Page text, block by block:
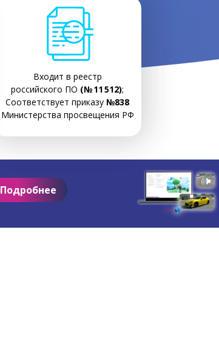
Входит в реестр
российского ПО (№ 11 512);
Соответствует приказу №838
Министерства просвещения РФ
Подробнее